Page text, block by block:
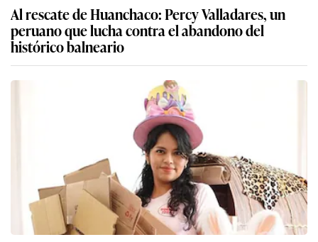
Al rescate de Huanchaco: Percy Valladares, un
peruano que lucha contra el abandono del
histórico balneario